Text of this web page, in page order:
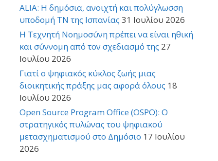
ALIA: Η δημόσια, ανοιχτή και πολύγλωσση
υποδομή ΤΝ της Ισπανίας 31 Ιουλίου 2026
Η Τεχνητή Νοημοσύνη πρέπει να είναι ηθική
και σύννομη από τον σχεδιασμό της 27
Ιουλίου 2026
Γιατί ο ψηφιακός κύκλος ζωής μιας
διοικητικής πράξης μας αφορά όλους 18
Ιουλίου 2026
Open Source Program Office (OSPO): Ο
στρατηγικός πυλώνας του ψηφιακού
μετασχηματισμού στο Δημόσιο 17 Ιουλίου
2026